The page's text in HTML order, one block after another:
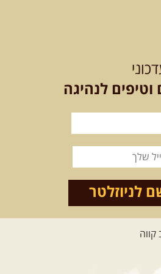
וטיפים לנהיגה
לניוזלטר